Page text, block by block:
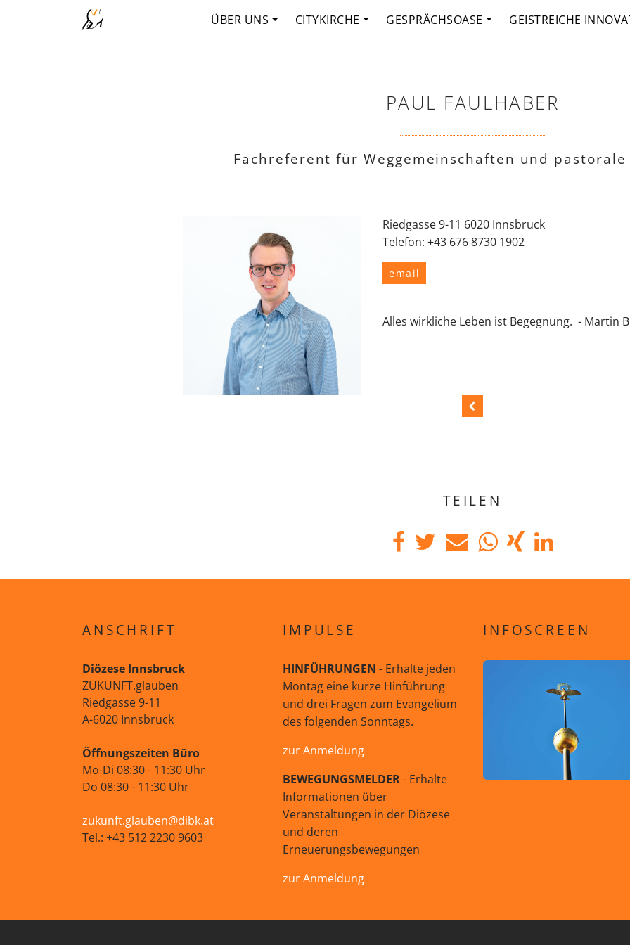
ÜBER UNS CITYKIRCHE GESPRÄCHSOASE GEISTREICHE
PAUL FAULHABER
Fachreferent für Weggemeinschaften und
Riedgasse 9-11 6020 Innsbruck
Telefon: +43 676 8730 1902
email
Alles wirkliche Leben ist Begegnung. - Martin
TEILEN
ANSCHRIFT
Diözese Innsbruck
ZUKUNFT.glauben
Riedgasse 9-11
A-6020 Innsbruck
Öffnungszeiten Büro
Mo-Di 08:30 - 11:30 Uhr
Do 08:30 - 11:30 Uhr
zukunft.glauben@dibk.at
Tel.: +43 512 2230 9603
IMPULSE
HINFÜHRUNGEN - Erhalte jeden
Montag eine kurze Hinführung
und drei Fragen zum Evangelium
des folgenden Sonntags.
zur Anmeldung
BEWEGUNGSMELDER- Erhalte
Informationen über
Veranstaltungen in der Diözese
und deren
Erneuerungsbewegungen
zur Anmeldung
INFOSCREEN